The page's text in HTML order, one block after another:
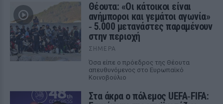
Θέουτα: «Οι κάτοικοι είναι
ανήμποροι και γεμάτοι αγωνία»
‑ 5.000 μετανάστες παραμένουν
στην περιοχή
ΣΉΜΕΡΑ
Όσα είπε ο πρόεδρος της Θέουτα
απευθυνόμενος στο Ευρωπαϊκό
Κοινοβούλιο
Στα άκρα ο πόλεμος UEFA‑FIFA: